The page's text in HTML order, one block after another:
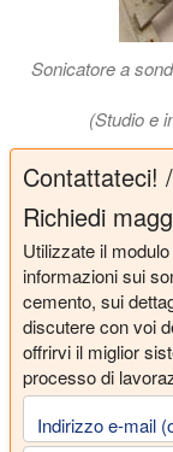
Sonicatore a
(Studio e
Contattateci!
Richiedi
Utilizzate il
informazioni sui
cemento, sui
discutere con voi
offrirvi il miglior
processo di
Indirizzo e-mail